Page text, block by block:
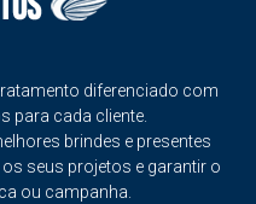
diferenciado com
para cada cliente.
brindes e presentes
seus projetos e garantir o
ou campanha.